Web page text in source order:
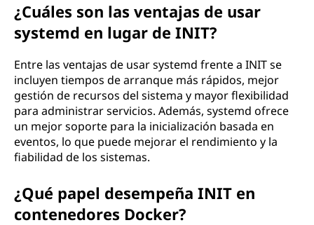
¿Cuáles son las ventajas de usar
systemd en lugar de INIT?
Entre las ventajas de usar systemd frente a INIT se
incluyen tiempos de arranque más rápidos, mejor
gestión de recursos del sistema y mayor flexibilidad
para administrar servicios. Además, systemd ofrece
un mejor soporte para la inicialización basada en
eventos, lo que puede mejorar el rendimiento y la
fiabilidad de los sistemas.
¿Qué papel desempeña INIT en
contenedores Docker?